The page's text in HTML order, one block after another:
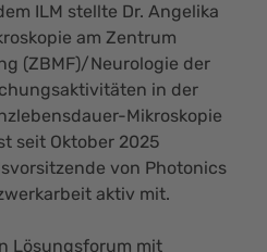
ILM stellte Dr. Angelika
am Zentrum
(ZBMF)/Neurologie der
in der
Mikroskopie
seit Oktober 2025
von Photonics
aktiv mit.
Lösungsforum mit